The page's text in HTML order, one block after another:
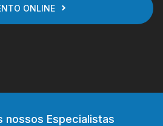
ONLINE
nossos Especialistas